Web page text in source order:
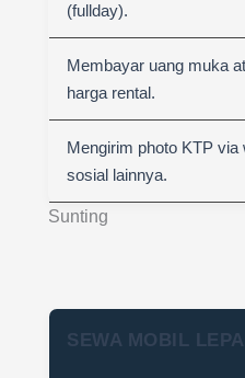
Sunting
(fullday).
Membayar uang muka
harga rental.
Mengirim photo KTP via
sosial lainnya.
SEWA MOBIL